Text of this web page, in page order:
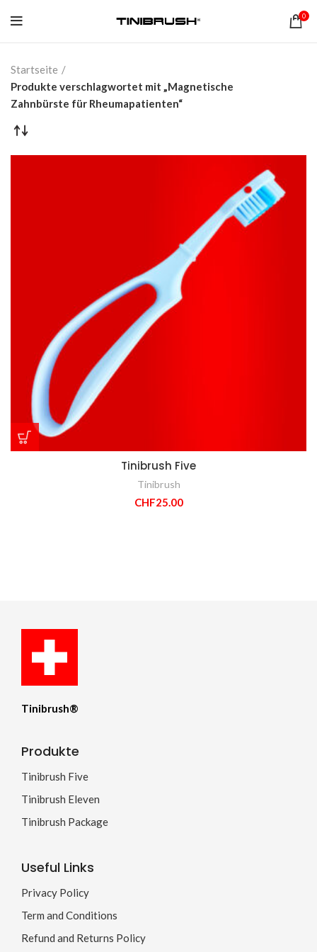
0
Startseite
Produkte verschlagwortet mit „Magnetische
Zahnbürste für Rheumapatienten“
Tinibrush Five
Tinibrush
CHF25.00
Tinibrush®
Produkte
Tinibrush Five
Tinibrush Eleven
Tinibrush Package
Useful Links
Privacy Policy
Term and Conditions
Refund and Returns Policy